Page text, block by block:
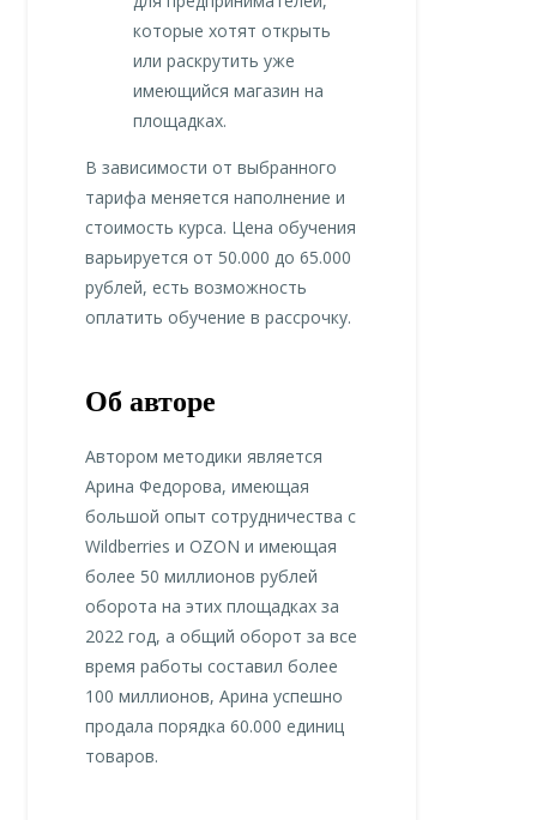
которые хотят открыть
или раскрутить уже
имеющийся магазин на
площадках.
В зависимости от выбранного
тарифа меняется наполнение и
стоимость курса. Цена обучения
варьируется от 50.000 до 65.000
рублей, есть возможность
оплатить обучение в рассрочку.
Об авторе
Автором методики является
Арина Федорова, имеющая
большой опыт сотрудничества с
Wildberries и OZON и имеющая
более 50 миллионов рублей
оборота на этих площадках за
2022 год, а общий оборот за все
время работы составил более
100 миллионов, Арина успешно
продала порядка 60.000 единиц
товаров.